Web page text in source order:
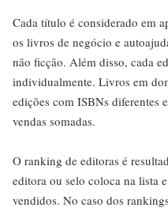
Cada título é considerado em
os livros de negócio e
não ficção. Além disso, cada
individualmente. Livros em
edições com ISBNs diferentes
vendas somadas.
O ranking de editoras é
editora ou selo coloca na lista
vendidos. No caso dos